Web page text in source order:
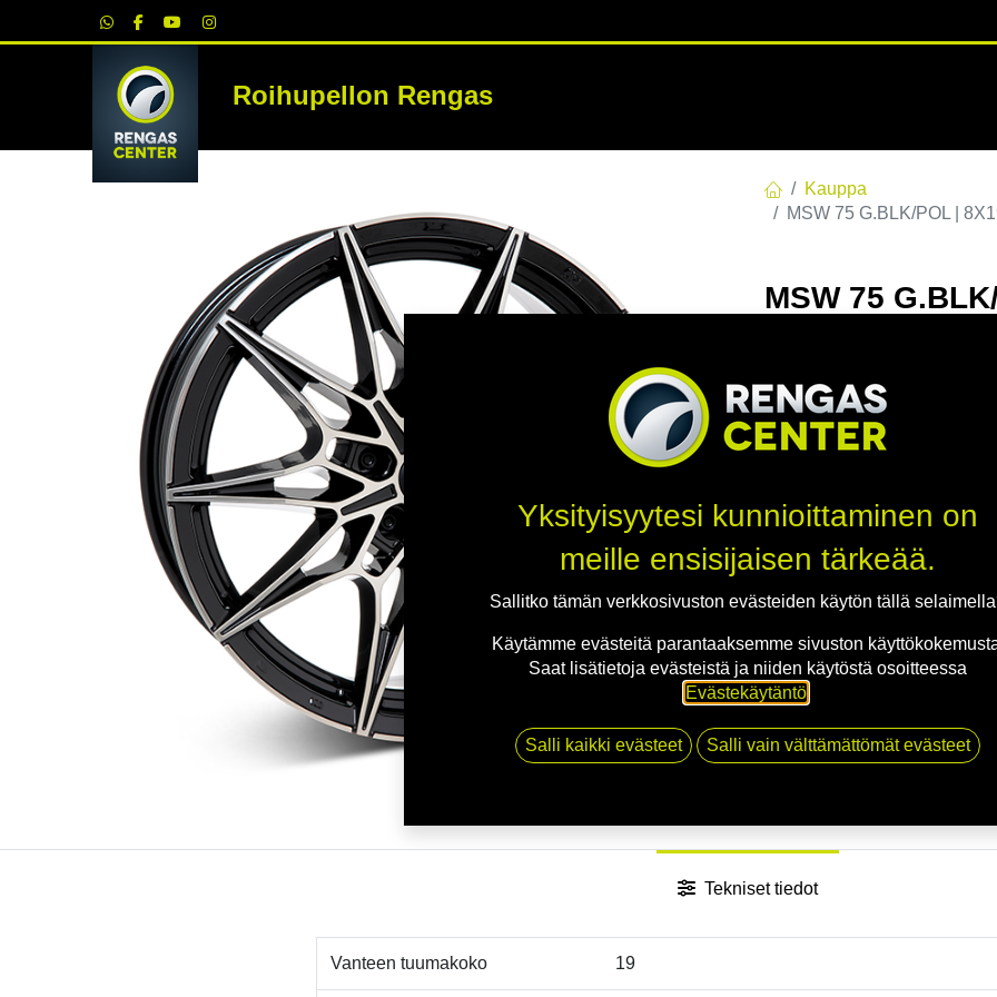
Roihupellon RengasRENKAAT
Kauppa
MSW 75 G.BLK/POL |
MSW 75
EAN: 8027529220285
Tällä tuotteella ei ole
Jaa
Tekniset tiedot
Vanteen tuumakoko 19
Yksityisyytesi kunnioittaminen on
meille ensisijaisen tärkeää.
Sallitko tämän verkkosivuston evästeiden käytön tällä
Käytämme evästeitä parantaaksemme sivuston
Saat lisätietoja evästeistä ja niiden käytöstä osoitteessa
Evästekäytäntö.
Salli kaikki evästeet Salli vain välttämättömät evästeet